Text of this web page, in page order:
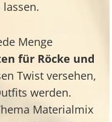
Menge
für Röcke und
Twist versehen,
werden.
Materialmix